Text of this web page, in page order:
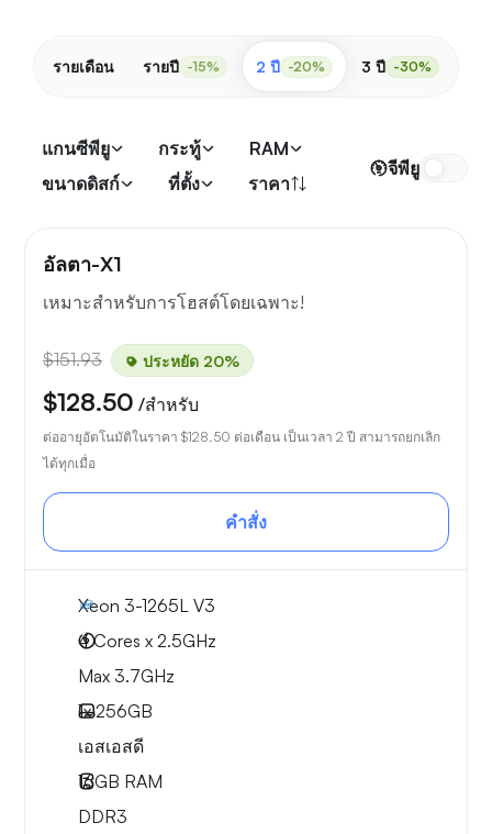
รายเดือน รายปี -15% 2 ปี -20% 3 ปี -30%
แกนซีพียู กระทู้
RAM
ขนาดดิสก์
ที่ตั้ง ราคา
จีพียู
อัลตา-X1
เหมาะสำหรับการโฮสต์โดยเฉพาะ!
$151.93 ประหยัด 20%
$128.50 /สำหรับ
ต่ออายุอัตโนมัติในราคา $128.50 ต่อเดือน เป็นเวลา 2 ปี สามารถยกเลิก
ได้ทุกเมื่อ
คำสั่ง
Xeon 3-1265L V3
4 Cores x 2.5GHz
Max 3.7GHz
1x256GB
เอสเอสดี
16GB RAM
DDR3